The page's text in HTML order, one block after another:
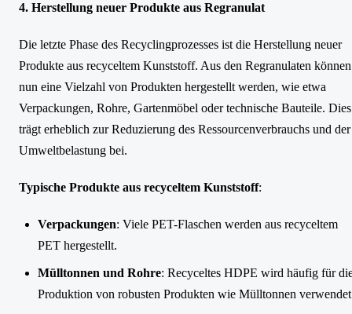
4. Herstellung neuer Produkte aus Regranulat
Die letzte Phase des Recyclingprozesses ist die Herstellung neuer
Produkte aus recyceltem Kunststoff. Aus den Regranulaten können
nun eine Vielzahl von Produkten hergestellt werden, wie etwa
Verpackungen, Rohre, Gartenmöbel oder technische Bauteile. Dies
trägt erheblich zur Reduzierung des Ressourcenverbrauchs und der
Umweltbelastung bei.
Typische Produkte aus recyceltem Kunststoff:
Verpackungen: Viele PET-Flaschen werden aus recyceltem
PET hergestellt.
Mülltonnen und Rohre: Recyceltes HDPE wird häufig für
Produktion von robusten Produkten wie Mülltonnen